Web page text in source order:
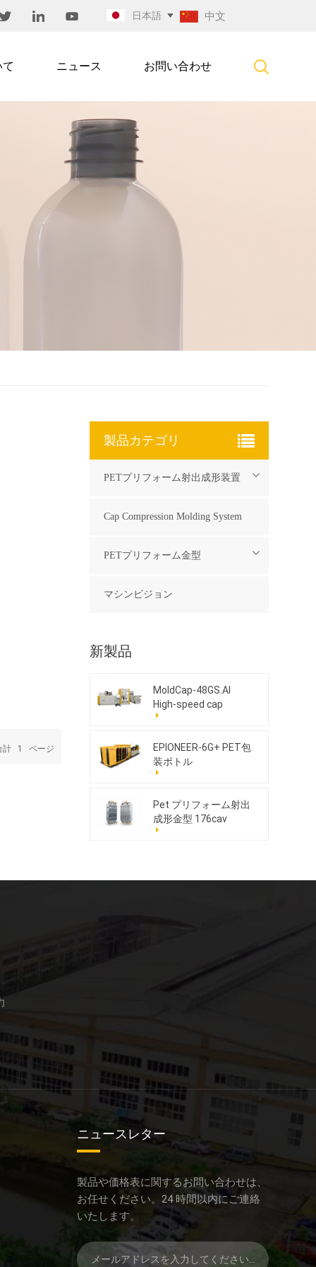
日本語 中文
ニュース お問い合わせ
計 1 ページ
製品カテゴリ
PETプリフォーム射出成形装置
Cap Compression Molding System
PETプリフォーム金型
マシンビジョン
新製品
MoldCap-48GS.AI
High-speed cap
compression molding
EPIONEER-6G+ PET包
装ボトル
Pet プリフォーム射出
成形金型 176cav
ニュースレター
製品や価格表に関するお問い合わせは、
お任せください。24 時間以内にご連絡
いたします。